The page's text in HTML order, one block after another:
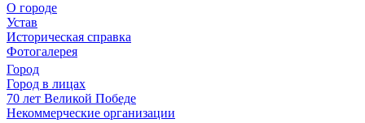
О городе
Устав
Историческая справка
Фотогалерея
Город
Город в лицах
70 лет Великой Победе
Некоммерческие организации